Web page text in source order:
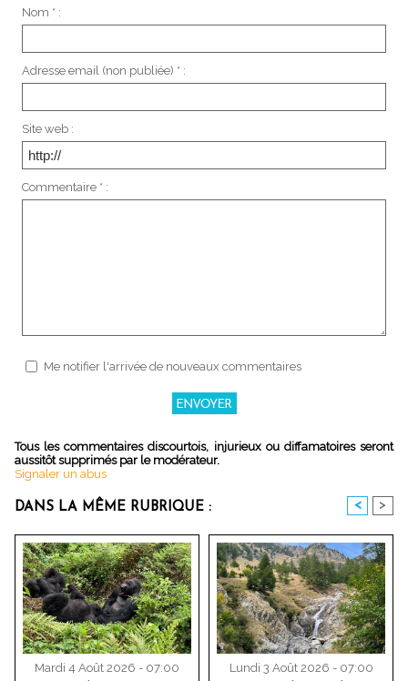
Nom * :
Adresse email (non publiée) * :
Site web :
Commentaire * :
Me notifier l'arrivée de nouveaux commentaires
Tous les commentaires discourtois, injurieux ou diffamatoires seront
aussitôt supprimés par le modérateur.
Signaler un abus
DANS LA MÊME RUBRIQUE : < >
Mardi 4 Août 2026 - 07:00
Lundi 3 Août 2026 - 07:00